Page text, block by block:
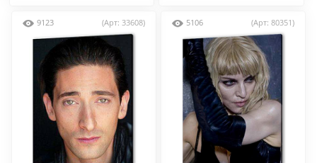
9123 (Арт: 33608) 5106 (Арт: 80351)